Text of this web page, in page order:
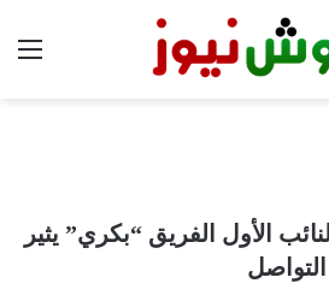
الأول الفريق “بكري” يثير